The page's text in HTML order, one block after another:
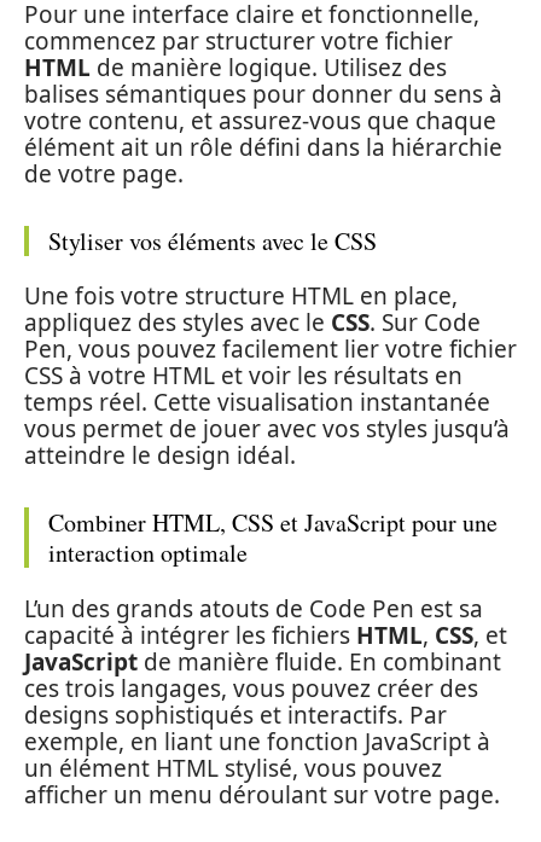
Pour une interface claire et fonctionnelle,
commencez par structurer votre fichier
HTML de manière logique. Utilisez des
balises sémantiques pour donner du sens à
votre contenu, et assurez-vous que chaque
élément ait un rôle défini dans la hiérarchie
de votre page.
Styliser vos éléments avec le CSS
Une fois votre structure HTML en place,
appliquez des styles avec le CSS. Sur Code
Pen, vous pouvez facilement lier votre fichier
CSS à votre HTML et voir les résultats en
temps réel. Cette visualisation instantanée
vous permet de jouer avec vos styles jusqu’à
atteindre le design idéal.
Combiner HTML, CSS et JavaScript pour une
interaction optimale
L’un des grands atouts de Code Pen est sa
capacité à intégrer les fichiers HTML, CSS, et
JavaScript de manière fluide. En combinant
ces trois langages, vous pouvez créer des
designs sophistiqués et interactifs. Par
exemple, en liant une fonction JavaScript à
un élément HTML stylisé, vous pouvez
afficher un menu déroulant sur votre page.